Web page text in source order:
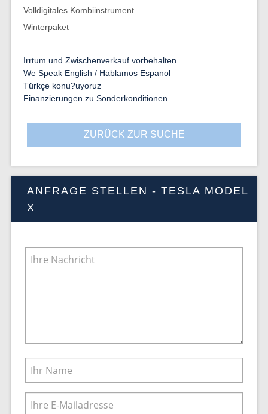
Volldigitales Kombiinstrument
Winterpaket
Irrtum und Zwischenverkauf vorbehalten
We Speak English / Hablamos Espanol
Türkçe konu?uyoruz
Finanzierungen zu Sonderkonditionen
ZURÜCK ZUR SUCHE
ANFRAGE STELLEN - TESLA MODEL
X